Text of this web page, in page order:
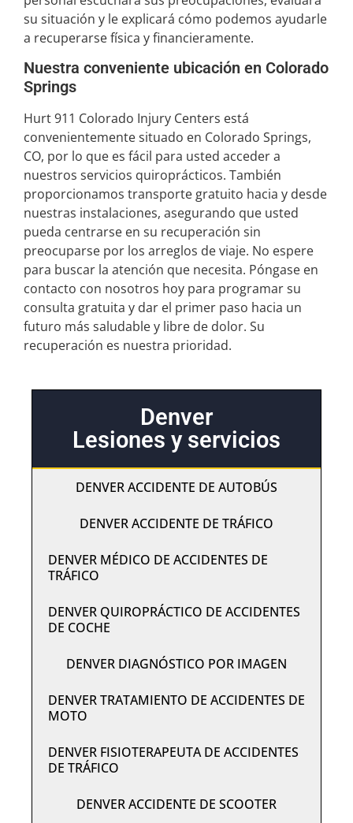
su situación y le explicará cómo podemos ayudarle
a recuperarse física y financieramente.
Nuestra conveniente ubicación en Colorado
Springs
Hurt 911 Colorado Injury Centers está
convenientemente situado en Colorado Springs,
CO, por lo que es fácil para usted acceder a
nuestros servicios quiroprácticos. También
proporcionamos transporte gratuito hacia y desde
nuestras instalaciones, asegurando que usted
pueda centrarse en su recuperación sin
preocuparse por los arreglos de viaje. No espere
para buscar la atención que necesita. Póngase en
contacto con nosotros hoy para programar su
consulta gratuita y dar el primer paso hacia un
futuro más saludable y libre de dolor. Su
recuperación es nuestra prioridad.
Denver
Lesiones y servicios
DENVER ACCIDENTE DE AUTOBÚS
DENVER ACCIDENTE DE TRÁFICO
DENVER MÉDICO DE ACCIDENTES DE
TRÁFICO
DENVER QUIROPRÁCTICO DE ACCIDENTES
DE COCHE
DENVER DIAGNÓSTICO POR IMAGEN
DENVER TRATAMIENTO DE ACCIDENTES DE
MOTO
DENVER FISIOTERAPEUTA DE ACCIDENTES
DE TRÁFICO
DENVER ACCIDENTE DE SCOOTER